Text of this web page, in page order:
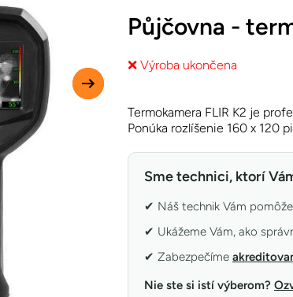
Půjčovna -
❌ Výroba ukončena
Termokamera FLIR K2 je
Ponúka rozlíšenie 160 x 120
Sme technici, ktorí
✔ Náš technik Vám
✔ Ukážeme Vám, ako
✔ Zabezpečíme
Nie ste si istí výberom?